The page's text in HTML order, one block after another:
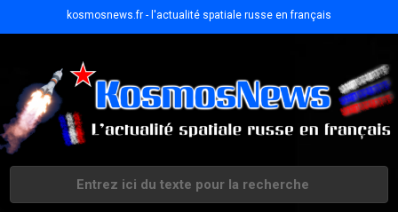
kosmosnews.fr - l'actualité spatiale russe en français